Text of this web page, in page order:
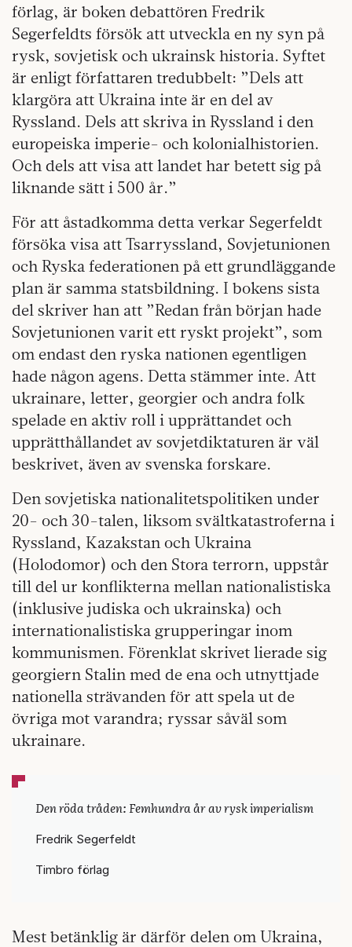
förlag, är boken debattören Fredrik
Segerfeldts försök att utveckla en ny syn på
rysk, sovjetisk och ukrainsk historia. Syftet
är enligt författaren tredubbelt: ”Dels att
klargöra att Ukraina inte är en del av
Ryssland. Dels att skriva in Ryssland i den
europeiska imperie- och kolonialhistorien.
Och dels att visa att landet har betett sig på
liknande sätt i 500 år.”
För att åstadkomma detta verkar Segerfeldt
försöka visa att Tsarryssland, Sovjetunionen
och Ryska federationen på ett grundläggande
plan är samma statsbildning. I bokens sista
del skriver han att ”Redan från början hade
Sovjetunionen varit ett ryskt projekt”, som
om endast den ryska nationen egentligen
hade någon agens. Detta stämmer inte. Att
ukrainare, letter, georgier och andra folk
spelade en aktiv roll i upprättandet och
upprätthållandet av sovjetdiktaturen är väl
beskrivet, även av svenska forskare.
Den sovjetiska nationalitetspolitiken under
20- och 30-talen, liksom svältkatastroferna i
Ryssland, Kazakstan och Ukraina
(Holodomor) och den Stora terrorn, uppstår
till del ur konflikterna mellan nationalistiska
(inklusive judiska och ukrainska) och
internationalistiska grupperingar inom
kommunismen. Förenklat skrivet lierade sig
georgiern Stalin med de ena och utnyttjade
nationella strävanden för att spela ut de
övriga mot varandra; ryssar såväl som
ukrainare.
Den röda tråden: Femhundra år av rysk imperialism
Fredrik Segerfeldt
Timbro förlag
Mest betänklig är därför delen om Ukraina,